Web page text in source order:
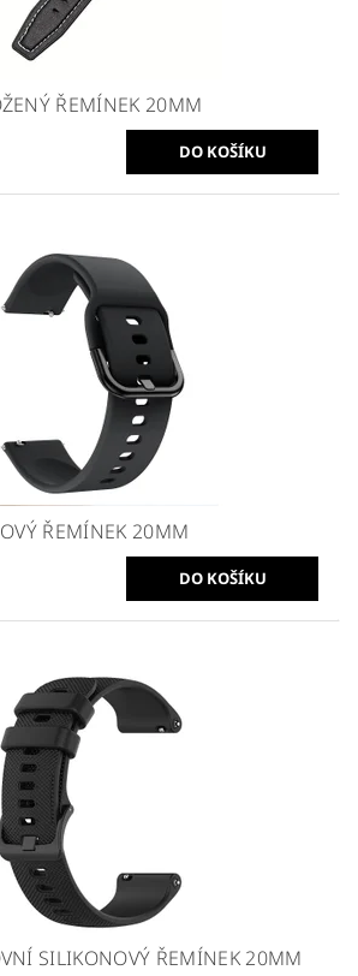
ŘEMÍNEK 20MM
ŘEMÍNEK 20MM
SILIKONOVÝ ŘEMÍNEK 20MM